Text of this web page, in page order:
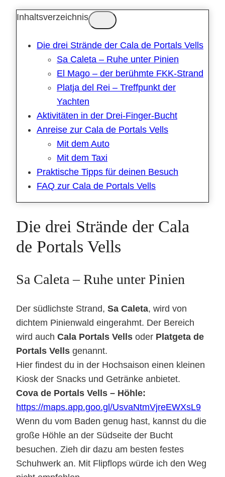
Inhaltsverzeichnis
Die drei Strände der Cala de Portals Vells
Sa Caleta – Ruhe unter Pinien
El Mago – der berühmte FKK-Strand
Platja del Rei – Treffpunkt der
Yachten
Aktivitäten in der Drei-Finger-Bucht
Anreise zur Cala de Portals Vells
Mit dem Auto
Mit dem Taxi
Praktische Tipps für deinen Besuch
FAQ zur Cala de Portals Vells
Die drei Strände der Cala
de Portals Vells
Sa Caleta – Ruhe unter Pinien
Der südlichste Strand, Sa Caleta, wird von
dichtem Pinienwald eingerahmt. Der Bereich
wird auch Cala Portals Vells oder Platgeta de
Portals Vells genannt.
Hier findest du in der Hochsaison einen kleinen
Kiosk der Snacks und Getränke anbietet.
Cova de Portals Vells – Höhle:
https://maps.app.goo.gl/UsvaNtmVjreEWXsL9
Wenn du vom Baden genug hast, kannst du die
große Höhle an der Südseite der Bucht
besuchen. Zieh dir dazu am besten festes
Schuhwerk an. Mit Flipflops würde ich den Weg